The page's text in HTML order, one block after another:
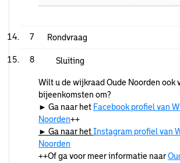
7 Rondvraag
8 Sluiting
Wilt u de wijkraad Oude Noorden ook
bijeenkomsten om?
► Ga naar het Facebook profiel van
Noorden++
► Ga naar hetInstagram profiel van
Noorden
++Of ga voor meer informatie naar